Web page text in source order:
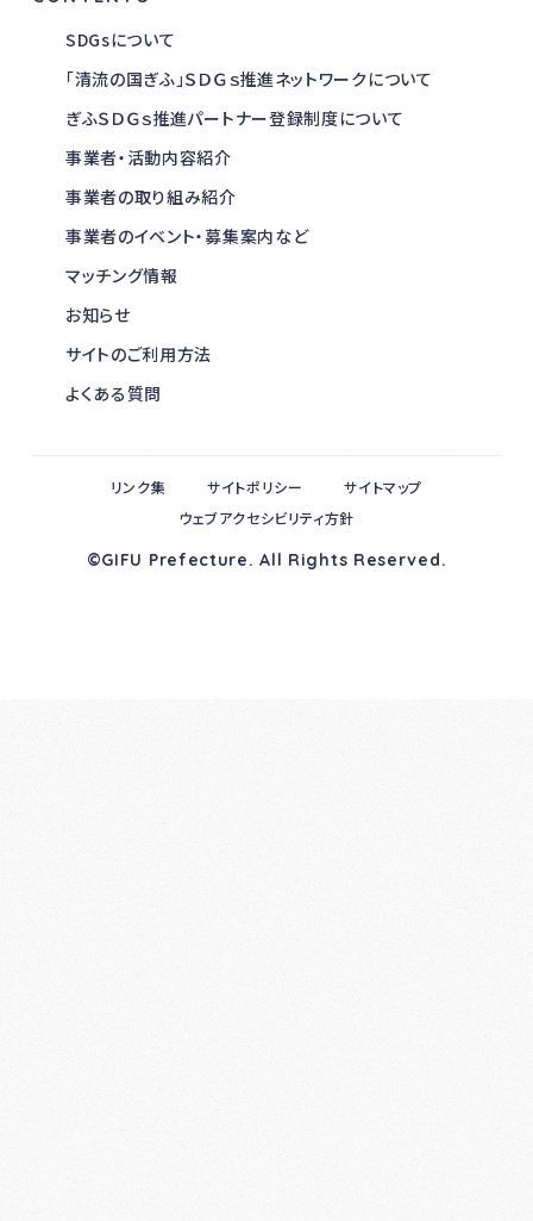
SDGsについて
「清流の国ぎふ」ＳＤＧｓ推進ネットワークについて
ぎふＳＤＧｓ推進パートナー登録制度について
事業者・活動内容紹介
事業者の取り組み紹介
事業者のイベント・募集案内など
マッチング情報
お知らせ
サイトのご利用方法
よくある質問
©GIFU Prefecture. All Rights Reserved.
リンク集 サイトポリシー
サイトマップ
ウェブアクセシビリティ方針